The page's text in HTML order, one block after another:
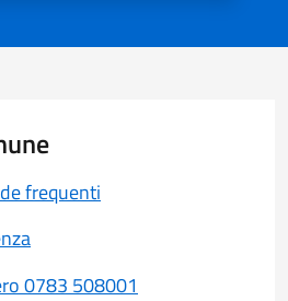
frequenti
0783 508001